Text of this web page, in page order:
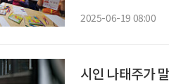
2025-06-19 08:00
시인 나태주가